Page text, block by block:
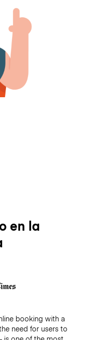
en la
booking with a
need for users to